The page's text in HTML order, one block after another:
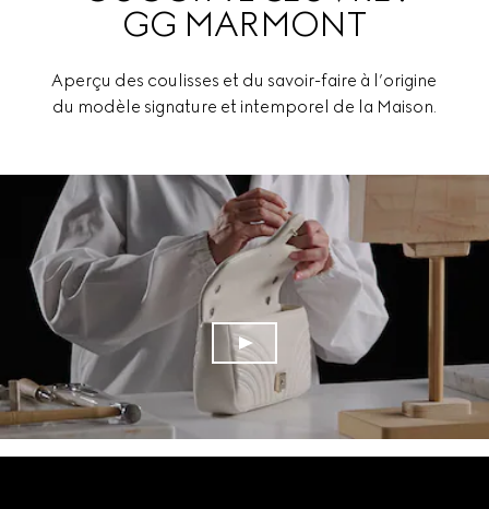
GG MARMONT
Aperçu des coulisses et du savoir-faire à l’origine
du modèle signature et intemporel de la Maison.
Footer